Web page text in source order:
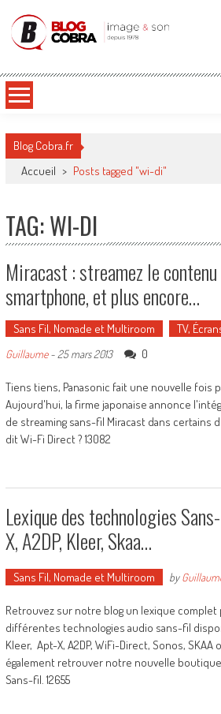
Blog Cobra
Blog Cobra.fr
Accueil > Posts tagged "wi-di"
TAG: WI-DI
Miracast : streamez le
smartphone, et plus encore…
Sans Fil, Nomade et Multiroom TV,
Guillaume- 25 mars 2013 0
Tiens tiens, Panasonic fait une nouvelle fois
Aujourd'hui, la firme japonaise annonce
de streaming sans-fil Miracast dans certains
dit Wi-Fi Direct ? 13082
Lexique des technologies
X, A2DP, Kleer, Skaa…
Sans Fil, Nomade et Multiroom by
Retrouvez sur notre blog un lexique
différentes technologies audio sans-fil
Kleer, Apt-X, A2DP, WiFi-Direct, Sonos, SKAA
également retrouver notre nouvelle
Sans-fil. 12655